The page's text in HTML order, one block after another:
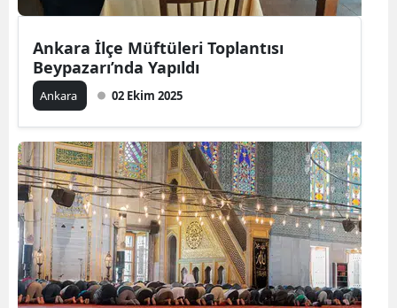
Ankara İlçe Müftüleri Toplantısı
Beypazarı’nda Yapıldı
Ankara 02 Ekim 2025